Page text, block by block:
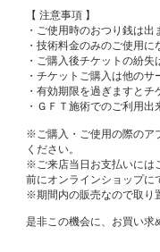
【 注意事項 】
・ご使用時のおつり銭は出
・技術料金のみのご使用に
・ご購入後チケットの紛失
・チケットご購入は他のサ
・有効期限を過ぎますとチ
・ＧＦＴ施術でのご利用出
※ご購入・ご使用の際のア
ください。
※ご来店当日お支払いには
前にオンラインショップに
※期間内の販売なので取り
是非この機会に、お買い求